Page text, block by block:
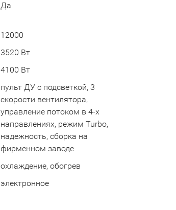
Да
12000
3520 Вт
4100 Вт
пульт ДУ с подсветкой, 3
скорости вентилятора,
управление потоком в 4-х
направлениях, режим Turbo,
надежность, сборка на
фирменном заводе
охлаждение, обогрев
электронное